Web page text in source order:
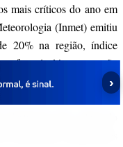
›
mais críticos do ano em
(Inmet) emitiu
20% na região, índice
e favorável à propagação
regulares aumenta a
em risco áreas
que, além do
problemas respiratórios